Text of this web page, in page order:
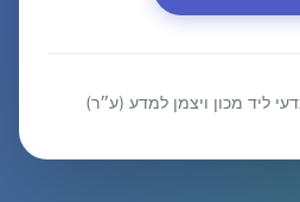
ליד מכון ויצמן למדע (ע״ר)